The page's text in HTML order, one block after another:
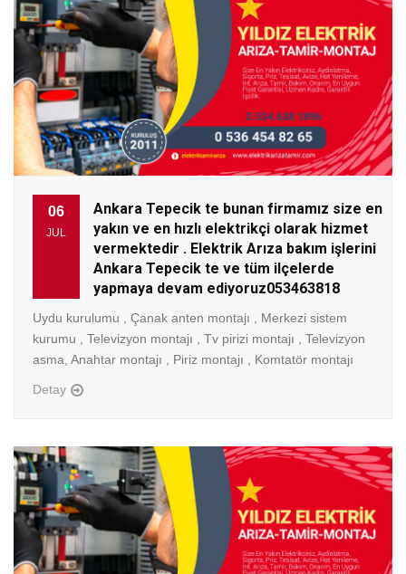
06
JUL
Ankara Tepecik te bunan firmamız size en
yakın ve en hızlı elektrikçi olarak hizmet
vermektedir . Elektrik Arıza bakım işlerini
Ankara Tepecik te ve tüm ilçelerde
yapmaya devam ediyoruz053463818
Uydu kurulumu , Çanak anten montajı , Merkezi sistem
kurumu , Televizyon montajı , Tv pirizi montajı , Televizyon
asma, Anahtar montajı , Piriz montajı , Komtatör montajı
Detay